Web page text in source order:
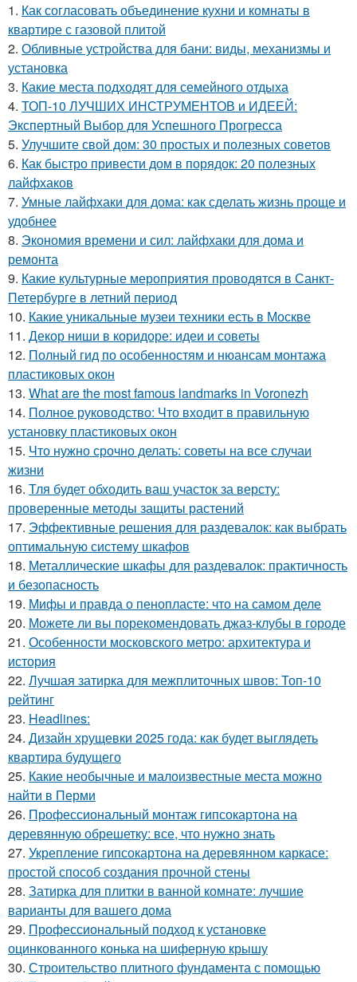
1. Как согласовать объединение кухни и комнаты в
квартире с газовой плитой
2. Обливные устройства для бани: виды, механизмы и
установка
3. Какие места подходят для семейного отдыха
4. ТОП-10 ЛУЧШИХ ИНСТРУМЕНТОВ и ИДЕЕЙ:
Экспертный Выбор для Успешного Прогресса
5. Улучшите свой дом: 30 простых и полезных советов
6. Как быстро привести дом в порядок: 20 полезных
лайфхаков
7. Умные лайфхаки для дома: как сделать жизнь проще и
удобнее
8. Экономия времени и сил: лайфхаки для дома и
ремонта
9. Какие культурные мероприятия проводятся в Санкт-
Петербурге в летний период
10. Какие уникальные музеи техники есть в Москве
11. Декор ниши в коридоре: идеи и советы
12. Полный гид по особенностям и нюансам монтажа
пластиковых окон
13. What are the most famous landmarks in Voronezh
14. Полное руководство: Что входит в правильную
установку пластиковых окон
15. Что нужно срочно делать: советы на все случаи
жизни
16. Тля будет обходить ваш участок за версту:
проверенные методы защиты растений
17. Эффективные решения для раздевалок: как выбрать
оптимальную систему шкафов
18. Металлические шкафы для раздевалок: практичность
и безопасность
19. Мифы и правда о пенопласте: что на самом деле
20. Можете ли вы порекомендовать джаз-клубы в городе
21. Особенности московского метро: архитектура и
история
22. Лучшая затирка для межплиточных швов: Топ-10
рейтинг
23. Headlines:
24. Дизайн хрущевки 2025 года: как будет выглядеть
квартира будущего
25. Какие необычные и малоизвестные места можно
найти в Перми
26. Профессиональный монтаж гипсокартона на
деревянную обрешетку: все, что нужно знать
27. Укрепление гипсокартона на деревянном каркасе:
простой способ создания прочной стены
28. Затирка для плитки в ванной комнате: лучшие
варианты для вашего дома
29. Профессиональный подход к установке
оцинкованного конька на шиферную крышу
30. Строительство плитного фундамента с помощью